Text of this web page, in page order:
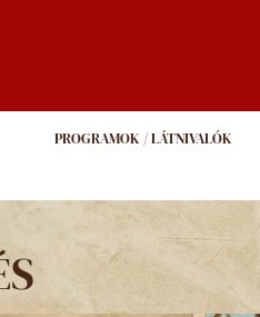
PROGRAMOK / LÁTNIVALÓK